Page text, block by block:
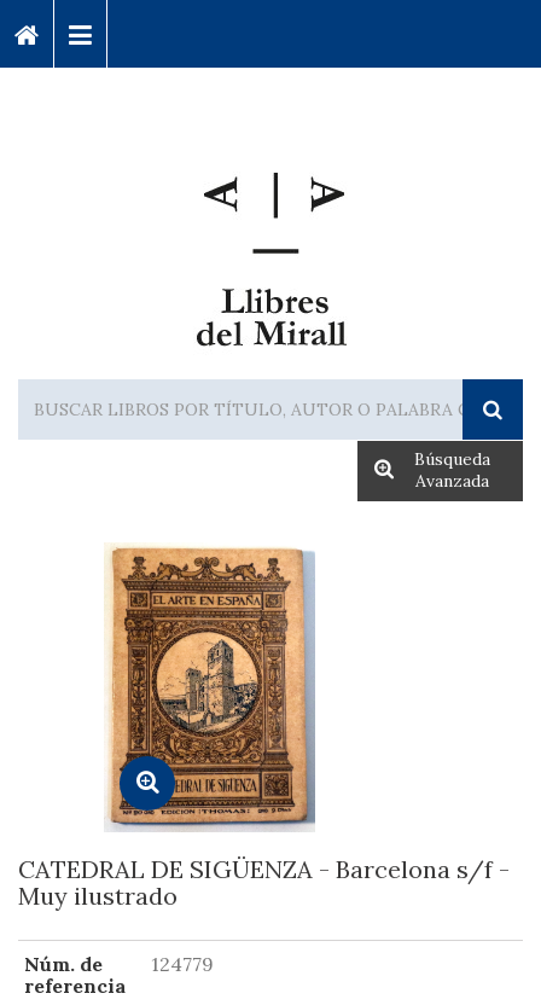
Búsqueda
Avanzada
CATEDRAL DE SIGÜENZA - Barcelona s/f -
Muy ilustrado
Núm. de
referencia
124779